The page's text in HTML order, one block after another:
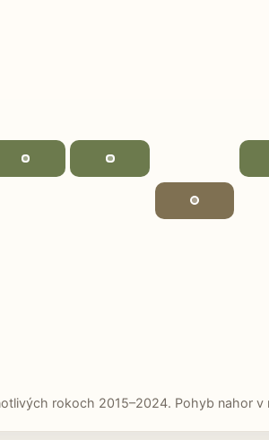
rokoch 2015–2024. Pohyb nahor